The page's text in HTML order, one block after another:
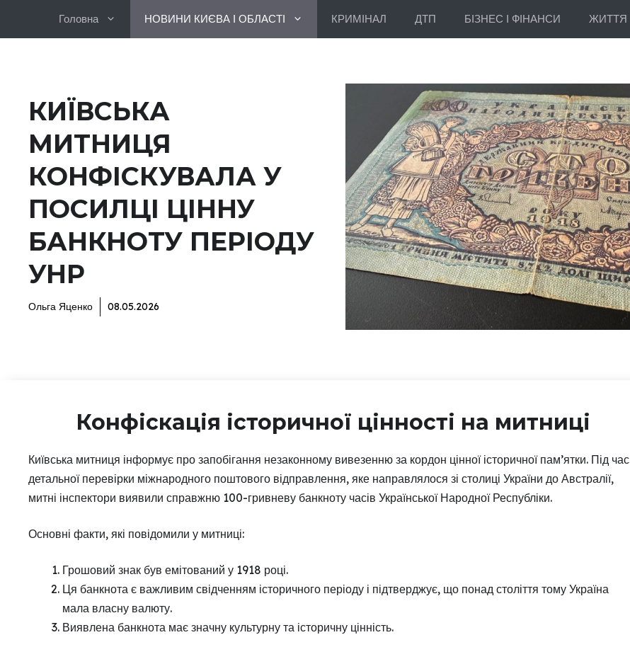
Головна НОВИНИ КИЄВА І ОБЛАСТІ КРИМІНАЛ ДТП БІЗНЕС І ФІНАНСИ ЖИТТЯ
КИЇВСЬКА
МИТНИЦЯ
КОНФІСКУВАЛА У
ПОСИЛЦІ ЦІННУ
БАНКНОТУ ПЕРІОДУ
УНР
Ольга Яценко 08.05.2026
Конфіскація історичної цінності на митниці
Київська митниця інформує про запобігання незаконному вивезенню за кордон цінної історичної пам’ятки. Під час
детальної перевірки міжнародного поштового відправлення, яке направлялося зі столиці України до Австралії,
митні інспектори виявили справжню 100-гривневу банкноту часів Української Народної Республіки.
Основні факти, які повідомили у митниці:
Грошовий знак був емітований у 1918 році.
Ця банкнота є важливим свідченням історичного періоду і підтверджує, що понад століття тому Україна
мала власну валюту.
Виявлена банкнота має значну культурну та історичну цінність.